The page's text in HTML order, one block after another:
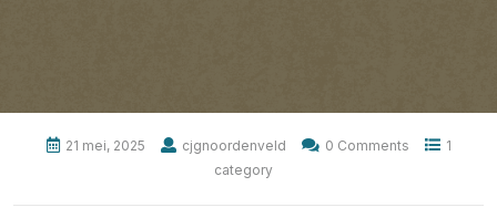
21 mei, 2025 cjgnoordenveld 0 Comments
1
category